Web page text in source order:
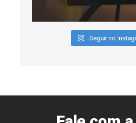
Seguir no